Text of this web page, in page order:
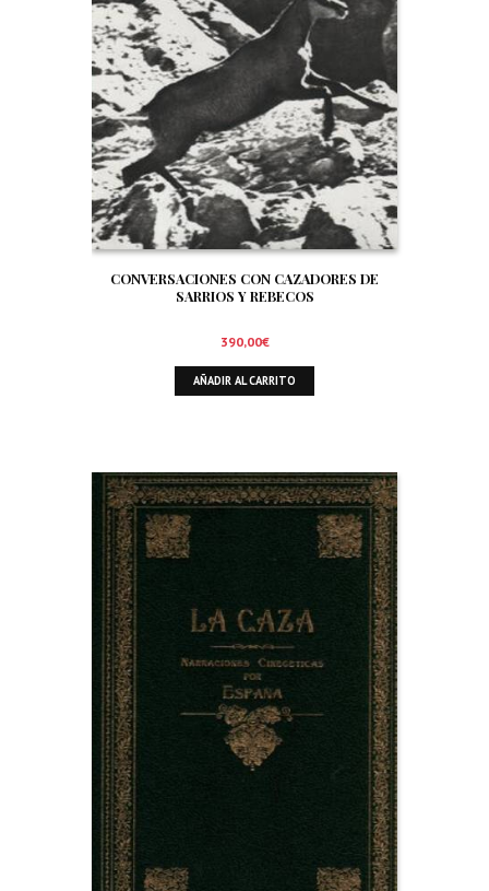
CONVERSACIONES CON CAZADORES DE
SARRIOS Y REBECOS
390,00€
AÑADIR AL CARRITO